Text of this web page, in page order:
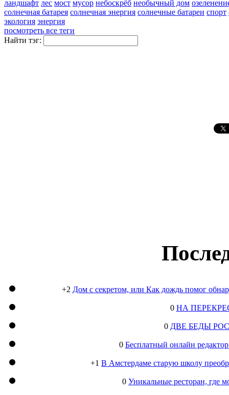
ландшафт лес мост мусор небоскрёб необычный дом
солнечная батарея солнечная энергия солнечные батареи спорт
экология энергия
посмотреть все теги
Найти тэг:
+2 Дом с секретом, или Как дождь помог
0 НА
0 ДВЕ БЕДЫ
0 Бесплатный онлайн
+1 В Амстердаме старую школу
0 Уникальные ресторан, где